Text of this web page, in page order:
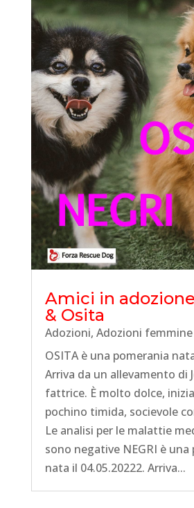
Amici in
& Osita
Adozioni, Adozioni femmine
OSITA è una pomerania
Arriva da un allevamento di
fattrice. È molto dolce,
pochino timida, socievole
Le analisi per le malattie
sono negative NEGRI è una
nata il 04.05.20222. Arriva...